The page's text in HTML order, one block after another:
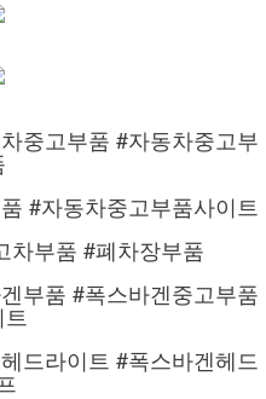
중고부품 #자동차중고부
#자동차중고부품사이트
차부품 #폐차장부품
부품 #폭스바겐중고부품
드라이트 #폭스바겐헤드